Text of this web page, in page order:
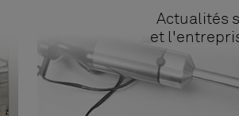
Actualités
et